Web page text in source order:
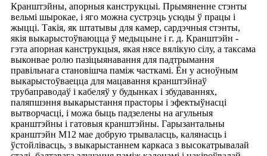
Кранштэйны, апорныя канструкцыі. Прымяненне стэнты
вельмі шырокае, і яго можна сустрэць усюды ў працы і
жыцці. Такія, як штатывы для камер, сардэчныя стэнты,
якія выкарыстоўваюцца ў медыцыне і г. д. Кранштэйн -
гэта апорная канструкцыя, якая нясе вялікую сілу, а таксама
выконвае ролю пазіцыянавання для падтрымання
правільнага становішча паміж часткамі. Ён у асноўным
выкарыстоўваецца для мацавання кранштэйнаў
трубаправодаў і кабеляў у будынках і збудаваннях,
паляпшэння выкарыстання прасторы і эфектыўнасці
вытворчасці, і можа быць падзелены на агульныя
кранштэйны і гатовыя кранштэйны. Гарызантальны
кранштэйн M12 мае добрую трываласць, калянасць і
ўстойлівасць, з выкарыстаннем каркаса з высокатрывалай